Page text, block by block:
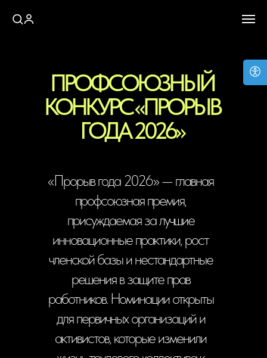
«Прорыв года 2026» — главная
профсоюзная премия,
присуждаемая за лучшие
инновационные практики, рост
членской базы и нестандартные
решения в защите прав
работников. Номинации открыты
для первичных организаций и
активистов, которые изменили
ПРОФСОЮЗНЫЙ
КОНКУРС «ПРОРЫВ
ГОДА 2026»